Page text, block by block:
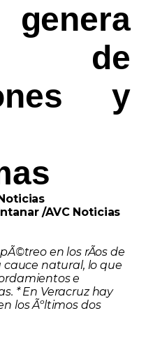
genera
de
y
/AVC Noticias
en los rÃ­os de
cauce natural, lo que
e
* En Veracruz hay
los Ãºltimos dos